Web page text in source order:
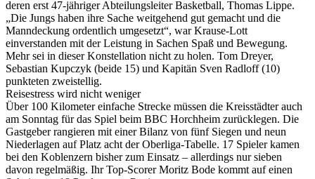
deren erst 47-jähriger Abteilungsleiter Basketball, Thomas Lippe.
„Die Jungs haben ihre Sache weitgehend gut gemacht und die
Manndeckung ordentlich umgesetzt“, war Krause-Lott
einverstanden mit der Leistung in Sachen Spaß und Bewegung.
Mehr sei in dieser Konstellation nicht zu holen. Tom Dreyer,
Sebastian Kupczyk (beide 15) und Kapitän Sven Radloff (10)
punkteten zweistellig.
Reisestress wird nicht weniger
Über 100 Kilometer einfache Strecke müssen die Kreisstädter auch
am Sonntag für das Spiel beim BBC Horchheim zurücklegen. Die
Gastgeber rangieren mit einer Bilanz von fünf Siegen und neun
Niederlagen auf Platz acht der Oberliga-Tabelle. 17 Spieler kamen
bei den Koblenzern bisher zum Einsatz – allerdings nur sieben
davon regelmäßig. Ihr Top-Scorer Moritz Bode kommt auf einen